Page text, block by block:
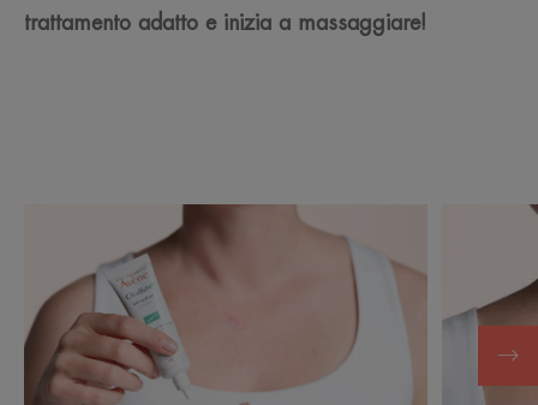
trattamento adatto e inizia a massaggiare!